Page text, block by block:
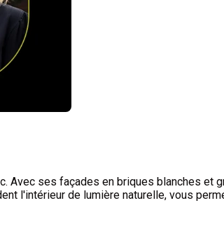
Avec ses façades en briques blanches et
l'intérieur de lumière naturelle, vous